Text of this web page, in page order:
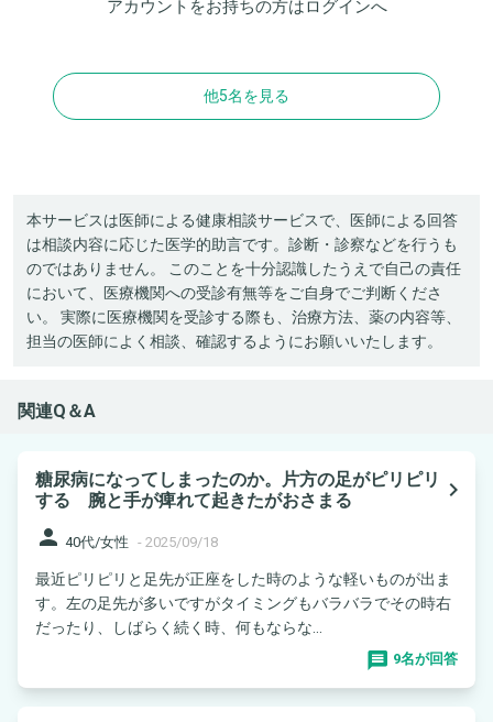
アカウントをお持ちの方はログインへ
他5名を見る
本サービスは医師による健康相談サービスで、医師による回答
は相談内容に応じた医学的助言です。診断・診察などを行うも
のではありません。 このことを十分認識したうえで自己の責任
において、医療機関への受診有無等をご自身でご判断くださ
い。 実際に医療機関を受診する際も、治療方法、薬の内容等、
担当の医師によく相談、確認するようにお願いいたします。
関連Q＆A
糖尿病になってしまったのか。片方の足がピリピリ
する 腕と手が痺れて起きたがおさまる
navigate_next
person 40代/女性 - 2025/09/18
最近ピリピリと足先が正座をした時のような軽いものが出ま
す。左の足先が多いですがタイミングもバラバラでその時右
だったり、しばらく続く時、何もならな...
9名が回答